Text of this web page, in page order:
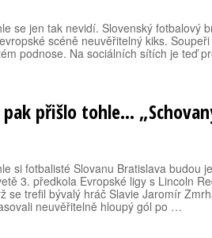
se jen tak nevidí. Slovenský fotbalový
scéně neuvěřitelný kiks.
podnose. Na sociálních sítích je teď
přišlo tohle...
si fotbalisté Slovanu Bratislava budou
3. předkola Evropské ligy s Lincoln
se trefil bývalý hráč Slavie Jaromír
neuvěřitelně hloupý gól po …